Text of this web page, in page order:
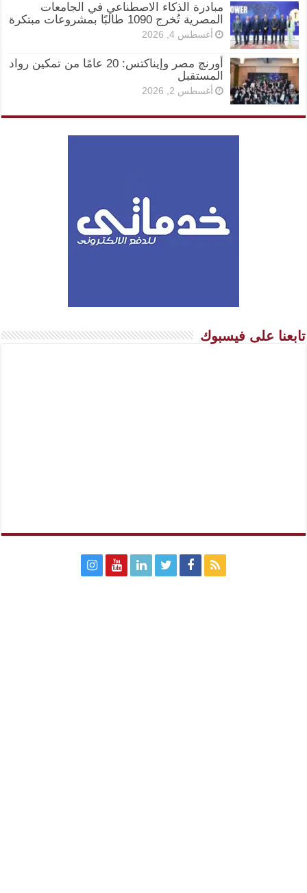
مبادرة الذكاء الاصطناعي في الجامعات
المصرية تُخرج 1090 طالبًا بمشروعات مبتكرة
أغسطس 4, 2026
أورنچ مصر وإيناكتس: 20 عامًا من تمكين رواد
المستقبل
أغسطس 2, 2026
تابعنا على فيسبوك